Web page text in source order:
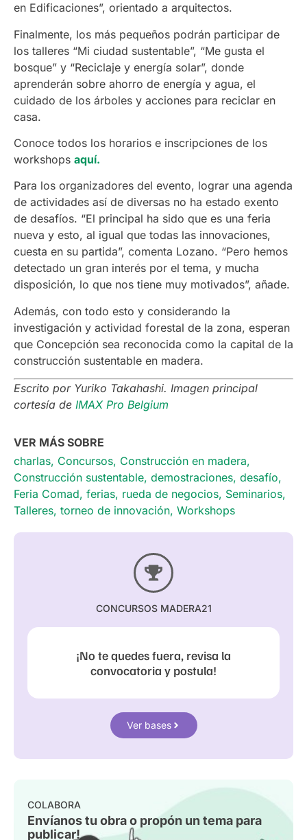
en Edificaciones”, orientado a arquitectos.
Finalmente, los más pequeños podrán participar de
los talleres “Mi ciudad sustentable”, “Me gusta el
bosque” y “Reciclaje y energía solar”, donde
aprenderán sobre ahorro de energía y agua, el
cuidado de los árboles y acciones para reciclar en
casa.
Conoce todos los horarios e inscripciones de los
workshops aquí.
Para los organizadores del evento, lograr una agenda
de actividades así de diversas no ha estado exento
de desafíos. “El principal ha sido que es una feria
nueva y esto, al igual que todas las innovaciones,
cuesta en su partida”, comenta Lozano. “Pero hemos
detectado un gran interés por el tema, y mucha
disposición, lo que nos tiene muy motivados”, añade.
Además, con todo esto y considerando la
investigación y actividad forestal de la zona, esperan
que Concepción sea reconocida como la capital de la
construcción sustentable en madera.
Escrito por Yuriko Takahashi. Imagen principal
cortesía de IMAX Pro Belgium
VER MÁS SOBRE
charlas, Concursos, Construcción en madera,
Construcción sustentable, demostraciones, desafío,
Feria Comad, ferias, rueda de negocios, Seminarios,
Talleres, torneo de innovación, Workshops
CONCURSOS MADERA21
¡No te quedes fuera, revisa la
convocatoria y postula!
Ver bases
COLABORA
Envíanos tu obra o propón un tema para
publicar!